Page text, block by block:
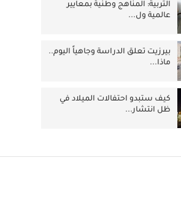
التربية: المناهج وطنية بمعايير
عالمية ول...
بيرزيت تعلق الدراسة وجاهياً اليوم..
ماذا...
كيف ستبدو احتفالات الميلاد في
ظل انتشار...